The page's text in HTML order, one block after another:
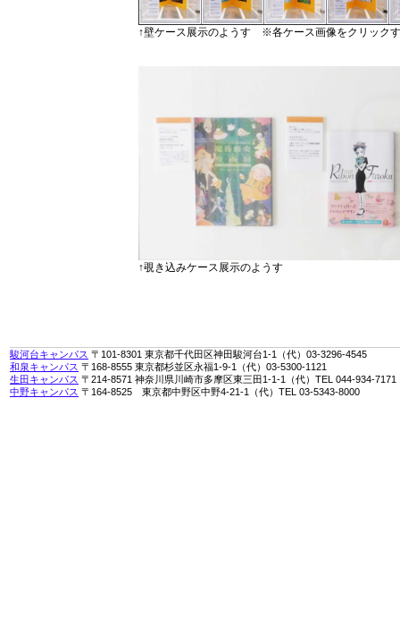
↑壁ケース展示のようす ※各ケース画像をクリック
↑覗き込みケース展示のようす
駿河台キャンパス 〒101-8301 東京都千代田区神田駿河台1-1（代）03-3296-4545
和泉キャンパス 〒168-8555 東京都杉並区永福1-9-1（代）03-5300-1121
生田キャンパス 〒214-8571 神奈川県川崎市多摩区東三田1-1-1（代）TEL 044-934-7171
中野キャンパス 〒164-8525 東京都中野区中野4-21-1（代）TEL 03-5343-8000